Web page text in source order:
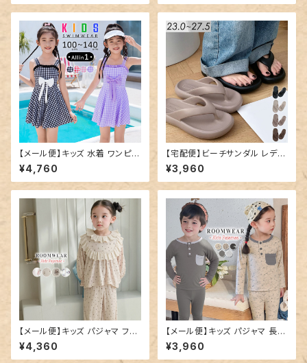
【メール便】キッズ 水着 ワンピー
ス オールインワン 女の子／kid
s576
¥4,760
【宅配便】ビーチサンダル レディ
ース 厚底 軽量 サンダル／san
dal189
¥3,960
【メール便】キッズ パジャマ フリ
ル 長袖 女の子／roomwear2
62
¥4,360
【メール便】キッズ パジャマ 長袖
男の子 女の子／roomwear26
3
¥3,960